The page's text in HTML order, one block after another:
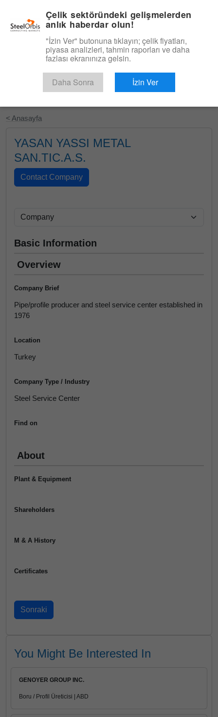
Ücretsiz Deneyin
< Anasayfa
YASAN YASSI METAL
SAN.TIC.A.S.
Basic Information
Overview
Company Brief
Pipe/profile producer and steel service center established in
1976
Location
Turkey
Company Type / Industry
Steel Service Center
Find on
About
Plant & Equipment
Shareholders
M & A History
Certificates
You Might Be Interested In
GENOYER GROUP INC.
Boru / Profil Üreticisi | ABD
Çelik sektöründeki gelişmelerden
anlık haberdar olun!
"İzin Ver" butonuna tıklayın; çelik fiyatları,
piyasa analizleri, tahmin raporları ve daha
fazlası ekranınıza gelsin.
Daha Sonra İzin Ver